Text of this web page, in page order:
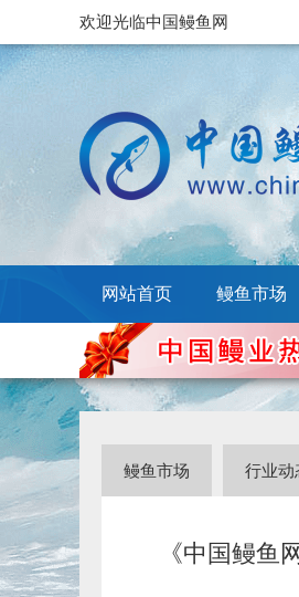
欢迎光临中国鳗鱼网
网站首页 鳗鱼市场
鳗鱼市场 行业动
《中国鳗鱼